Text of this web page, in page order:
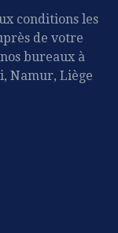
conditions les
de votre
bureaux à
Namur, Liège